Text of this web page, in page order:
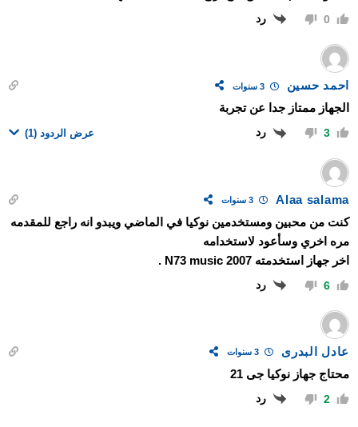
0 رد
احمد حسين 3 سنوات
الجهاز ممتاز جدا عن تجربة
3 رد عرض الردود (1)
Alaa salama
كنت من محبين ومستخدمين نوكيا في الماضي ويبدو انه راجع للمقدمه
مره اخري وسأعود لاستخدامه
اخر جهاز استخدمته N73 music 2007 .
6 رد
عادل البدرى
محتاج جهاز نوكيا جى 21
2 رد